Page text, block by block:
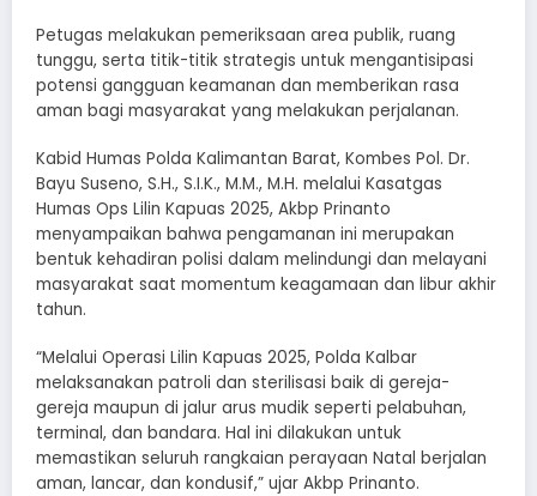
Petugas melakukan pemeriksaan area publik, ruang
tunggu, serta titik-titik strategis untuk mengantisipasi
potensi gangguan keamanan dan memberikan rasa
aman bagi masyarakat yang melakukan perjalanan.
Kabid Humas Polda Kalimantan Barat, Kombes Pol. Dr.
Bayu Suseno, S.H., S.I.K., M.M., M.H. melalui Kasatgas
Humas Ops Lilin Kapuas 2025, Akbp Prinanto
menyampaikan bahwa pengamanan ini merupakan
bentuk kehadiran polisi dalam melindungi dan melayani
masyarakat saat momentum keagamaan dan libur akhir
tahun.
“Melalui Operasi Lilin Kapuas 2025, Polda Kalbar
melaksanakan patroli dan sterilisasi baik di gereja-
gereja maupun di jalur arus mudik seperti pelabuhan,
terminal, dan bandara. Hal ini dilakukan untuk
memastikan seluruh rangkaian perayaan Natal berjalan
aman, lancar, dan kondusif,” ujar Akbp Prinanto.